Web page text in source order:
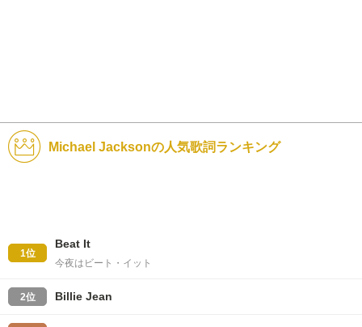
Michael Jacksonの人気歌詞ランキング
1位
Beat It
今夜はビート・イット
2位 Billie Jean